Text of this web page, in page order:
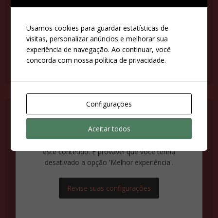
Revise suas configurações
Suas configurações estão impedindo que você veja
este conteúdo. É provável que você tenha
desativado a opção 'Melhor experiência'.
Revise suas configurações
Usamos cookies para guardar estatísticas de
visitas, personalizar anúncios e melhorar sua
experiência de navegação. Ao continuar, você
concorda com nossa política de privacidade.
Configurações
Aceitar todos